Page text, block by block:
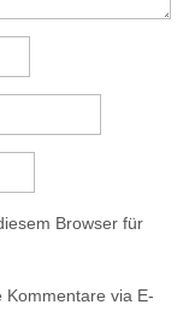
Browser für
Kommentare via E-